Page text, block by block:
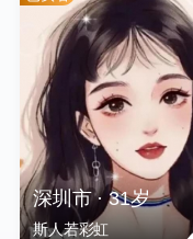
深圳市 · 31岁
斯人若彩虹